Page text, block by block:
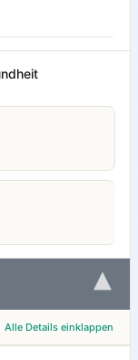
▾
Alle Details einklappen